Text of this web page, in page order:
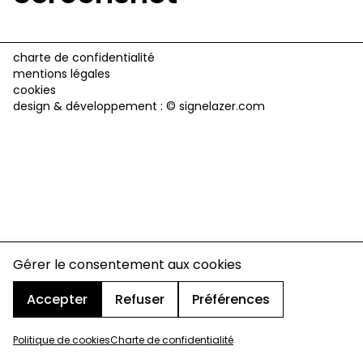
Gérer le consentement aux cookies
Accepter
Refuser Préférences
Politique de cookiesCharte de confidentialité
charte de confidentialité
mentions légales
cookies
design & développement : © signelazer.com